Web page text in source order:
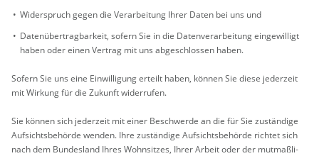
Wi­der­spruch gegen die Ver­ar­bei­tung Ihrer Daten bei uns und
Da­ten­über­trag­bar­keit, so­fern Sie in die Da­ten­ver­ar­bei­tung ein­ge­wil­ligt
haben oder einen Ver­trag mit uns ab­ge­schlos­sen haben.
So­fern Sie uns eine Ein­wil­li­gung er­teilt haben, kön­nen Sie diese je­der­zeit
mit Wir­kung für die Zu­kunft wi­der­ru­fen.
Sie kön­nen sich je­der­zeit mit einer Be­schwer­de an die für Sie zu­stän­di­ge
Auf­sichts­be­hör­de wen­den. Ihre zu­stän­di­ge Auf­sichts­be­hör­de rich­tet sich
nach dem Bun­des­land Ihres Wohn­sit­zes, Ihrer Ar­beit oder der mut­ma­ß­li­